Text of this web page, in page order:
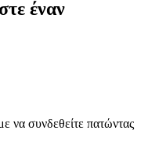
έναν
να συνδεθείτε πατώντας